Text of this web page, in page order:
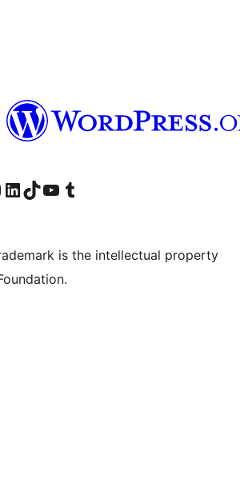
અમારા LinkedIn એકાઉન્ટની મુલાકાત લોઅમારા TikTok એકાઉન્ટની મુલાકાત લોઅમારી YouTube ચેનલની મુલાકાત લો અમારા Tumblr એકાઉન્ટની મુલાકાત લો
is the intellectual property